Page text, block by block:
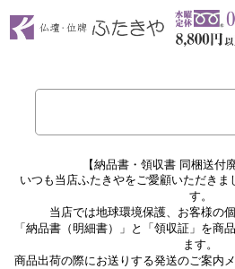
【納品書・領収書 同梱送付
いつも当店ふたきやをご愛顧いただきま
す。
当店では地球環境保護、お客様の
「納品書（明細書）」と「領収証」を商
ます。
商品出荷の際にお送りする発送のご案内